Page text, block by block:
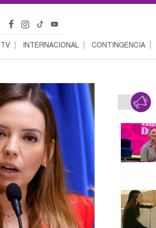
TV INTERNACIONAL CONTINGENCIA